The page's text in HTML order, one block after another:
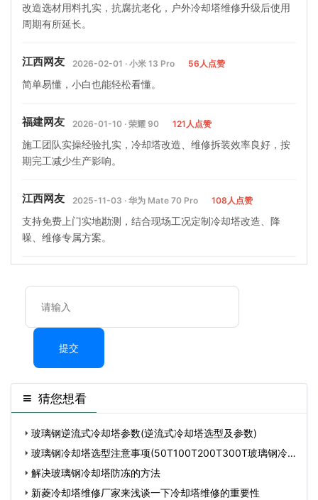
改造选材用料扎实，抗腐抗老化，户外冷却塔维修升级后使用
周期有所延长。
江西网友 2026-02-01 · 小米 13 Pro 56人点赞
简单易懂，小白也能轻松看懂。
福建网友 2026-01-10 · 荣耀 90 121人点赞
施工团队实操经验扎实，冷却塔改造、维修拆装效率良好，按
期完工减少生产影响。
江西网友 2025-11-03 · 华为 Mate 70 Pro 108人点赞
支持免费上门实地勘测，结合现场工况定制冷却塔改造、降
噪、维修专属方案。
提交
猜您想看
玻璃钢逆流式冷却塔参数(逆流式冷却塔选型及参数)
玻璃钢冷却塔选型注意事项(50T100T200T300T玻璃钢冷
却塔)
解决玻璃钢冷却塔防冻的方法
新菱冷却塔维修厂家来浅谈一下冷却塔维修的重要性